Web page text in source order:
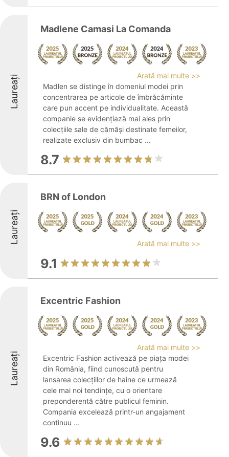
Laureați
Madlene Camasi La Comanda
Arată mai multe >>
Madlen se distinge în domeniul modei prin
concentrarea pe articole de îmbrăcăminte
care pun accent pe individualitate. Această
companie se evidențiază mai ales prin
colecțiile sale de cămăși destinate femeilor,
realizate exclusiv din bumbac ...
8.7
Laureați
BRN of London
Arată mai multe >>
9.1
Laureați
Excentric Fashion
Arată mai multe >>
Excentric Fashion activează pe piața modei
din România, fiind cunoscută pentru
lansarea colecțiilor de haine ce urmează
cele mai noi tendințe, cu o orientare
preponderentă către publicul feminin.
Compania excelează printr-un angajament
continuu ...
9.6